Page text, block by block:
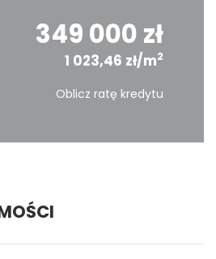
349 000 zł
1 023,46 zł/m2
Oblicz ratę kredytu